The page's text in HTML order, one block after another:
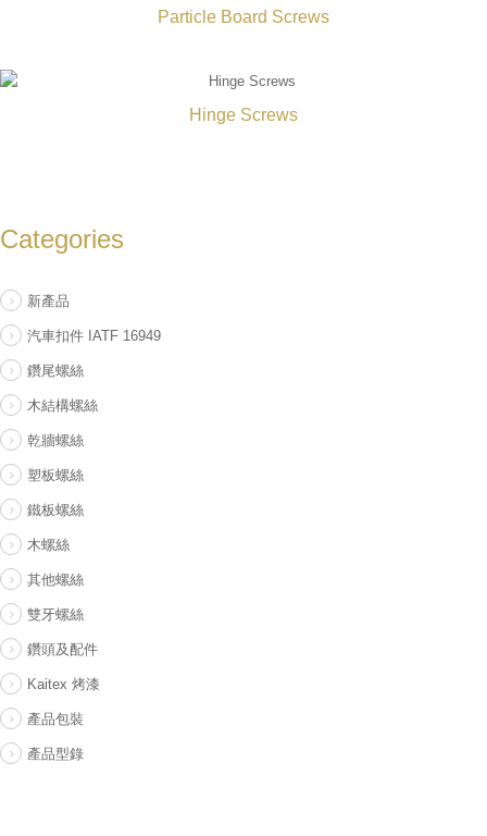
Particle Board Screws
Hinge Screws
Categories
新產品
汽車扣件 IATF 16949
鑽尾螺絲
木結構螺絲
乾牆螺絲
塑板螺絲
鐵板螺絲
木螺絲
其他螺絲
雙牙螺絲
鑽頭及配件
Kaitex 烤漆
產品包裝
產品型錄